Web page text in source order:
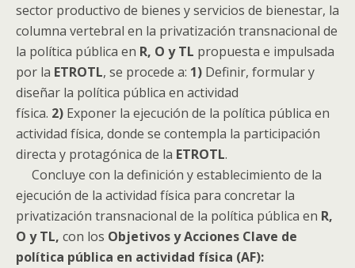
sector productivo de bienes y servicios de bienestar, la
columna vertebral en la privatización transnacional de
la política pública en R, O y TL propuesta e impulsada
por la ETROTL, se procede a: 1) Definir, formular y
diseñar la política pública en actividad
física. 2) Exponer la ejecución de la política pública en
actividad física, donde se contempla la participación
directa y protagónica de la ETROTL.
Concluye con la definición y establecimiento de la
ejecución de la actividad física para concretar la
privatización transnacional de la política pública en R,
O y TL, con los Objetivos y Acciones Clave de
política pública en actividad física (AF):